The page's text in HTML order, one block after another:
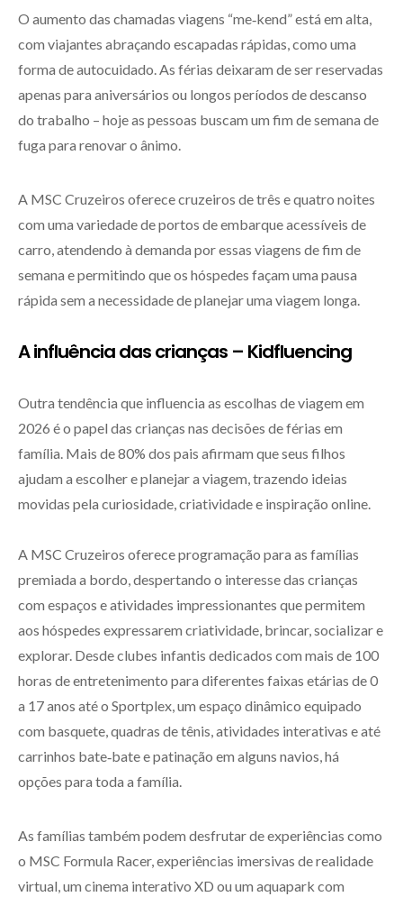
O aumento das chamadas viagens “me‑kend” está em alta,
com viajantes abraçando escapadas rápidas, como uma
forma de autocuidado. As férias deixaram de ser reservadas
apenas para aniversários ou longos períodos de descanso
do trabalho – hoje as pessoas buscam um fim de semana de
fuga para renovar o ânimo.
A MSC Cruzeiros oferece cruzeiros de três e quatro noites
com uma variedade de portos de embarque acessíveis de
carro, atendendo à demanda por essas viagens de fim de
semana e permitindo que os hóspedes façam uma pausa
rápida sem a necessidade de planejar uma viagem longa.
A influência das crianças – Kidfluencing
Outra tendência que influencia as escolhas de viagem em
2026 é o papel das crianças nas decisões de férias em
família. Mais de 80% dos pais afirmam que seus filhos
ajudam a escolher e planejar a viagem, trazendo ideias
movidas pela curiosidade, criatividade e inspiração online.
A MSC Cruzeiros oferece programação para as famílias
premiada a bordo, despertando o interesse das crianças
com espaços e atividades impressionantes que permitem
aos hóspedes expressarem criatividade, brincar, socializar e
explorar. Desde clubes infantis dedicados com mais de 100
horas de entretenimento para diferentes faixas etárias de 0
a 17 anos até o Sportplex, um espaço dinâmico equipado
com basquete, quadras de tênis, atividades interativas e até
carrinhos bate‑bate e patinação em alguns navios, há
opções para toda a família.
As famílias também podem desfrutar de experiências como
o MSC Formula Racer, experiências imersivas de realidade
virtual, um cinema interativo XD ou um aquapark com